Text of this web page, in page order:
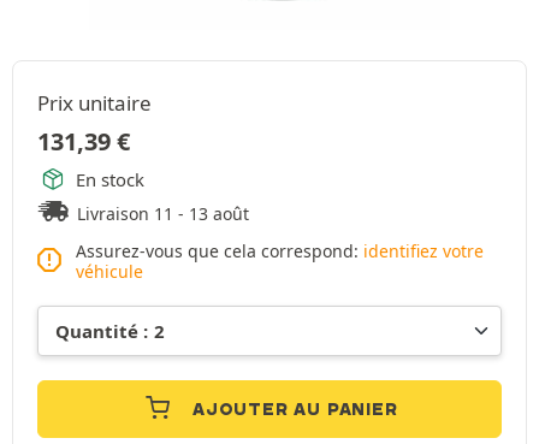
Prix unitaire
131,39€
En stock
Livraison 11 - 13 août
Assurez-vous que cela correspond: identifiez votre
véhicule
AJOUTER AU PANIER